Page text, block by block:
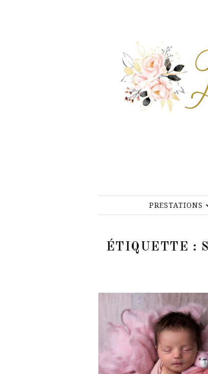
PRESTATIONS
ÉTIQUETTE :